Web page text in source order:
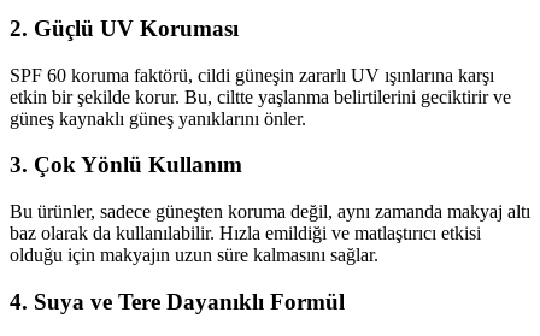
2. Güçlü UV Koruması
SPF 60 koruma faktörü, cildi güneşin zararlı UV ışınlarına karşı
etkin bir şekilde korur. Bu, ciltte yaşlanma belirtilerini geciktirir ve
güneş kaynaklı güneş yanıklarını önler.
3. Çok Yönlü Kullanım
Bu ürünler, sadece güneşten koruma değil, aynı zamanda makyaj altı
baz olarak da kullanılabilir. Hızla emildiği ve matlaştırıcı etkisi
olduğu için makyajın uzun süre kalmasını sağlar.
4. Suya ve Tere Dayanıklı Formül